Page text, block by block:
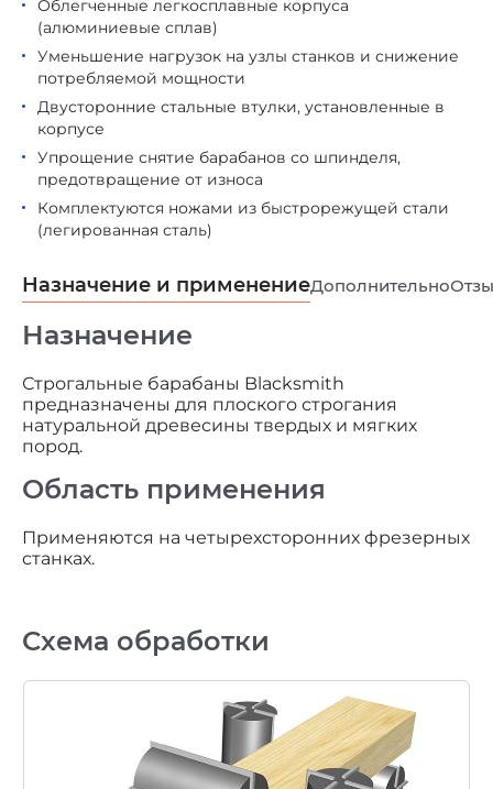
Облегченные легкосплавные корпуса
(алюминиевые сплав)
Уменьшение нагрузок на узлы станков и снижение
потребляемой мощности
Двусторонние стальные втулки, установленные в
корпусе
Упрощение снятие барабанов со шпинделя,
предотвращение от износа
Комплектуются ножами из быстрорежущей стали
(легированная сталь)
Назначение и применениеДополнительно
Назначение
Строгальные барабаны Blacksmith
предназначены для плоского строгания
натуральной древесины твердых и мягких
пород.
Область применения
Применяются на четырехсторонних фрезерных
станках.
Схема обработки